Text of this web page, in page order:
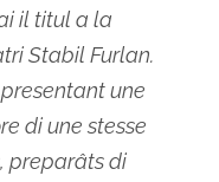
il titul a la
Stabil Furlan.
presentant une
di une stesse
preparâts di